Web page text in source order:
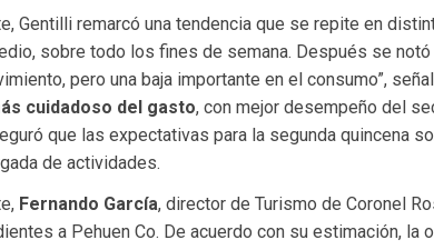
Gentilli remarcó una tendencia que se repite en
sobre todo los fines de semana. Después se notó
pero una baja importante en el consumo”,
cuidadoso del gasto, con mejor desempeño del
que las expectativas para la segunda quincena
de actividades.
Fernando García, director de Turismo de Coronel
a Pehuen Co. De acuerdo con su estimación, la